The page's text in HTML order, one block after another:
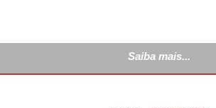
Saiba mais...